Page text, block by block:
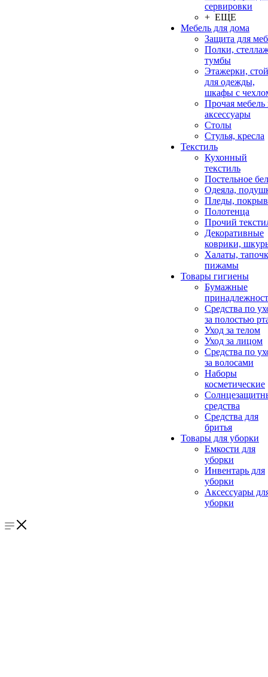
сервировки
+ ЕЩЕ
Мебель для дома
Защита для
Полки,
тумбы
Этажерки,
для одежды,
шкафы с
Прочая мебель
аксессуары
Столы
Стулья, кресла
Текстиль
Кухонный
текстиль
Постельное
Одеяла,
Пледы,
Полотенца
Прочий
Декоративные
коврики,
Халаты,
пижамы
Товары гигиены
Бумажные
Средства по
за полостью
Уход за телом
Уход за лицом
Средства по
за волосами
Наборы
косметические
средства
Средства для
бритья
Товары для уборки
Емкости для
уборки
Инвентарь для
уборки
Аксессуары
уборки